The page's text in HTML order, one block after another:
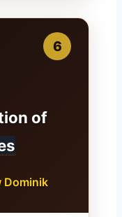
6
of
Dominik